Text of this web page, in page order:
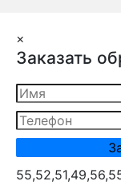
×
Заказать